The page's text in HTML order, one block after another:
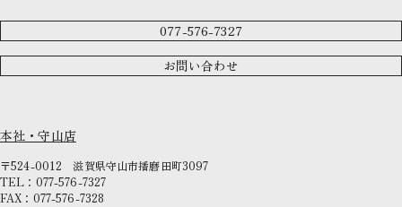
077-576-7327
お問い合わせ
本社・守山店
〒524-0012滋賀県守山市播磨田町3097
TEL：077-576-7327
FAX：077-576-7328